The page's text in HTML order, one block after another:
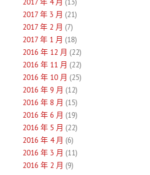
2017 年 4 月 (13)
2017 年 3 月 (21)
2017 年 2 月 (7)
2017 年 1 月 (18)
2016 年 12 月 (22)
2016 年 11 月 (22)
2016 年 10 月 (25)
2016 年 9 月 (12)
2016 年 8 月 (15)
2016 年 6 月 (19)
2016 年 5 月 (22)
2016 年 4 月 (6)
2016 年 3 月 (11)
2016 年 2 月 (9)